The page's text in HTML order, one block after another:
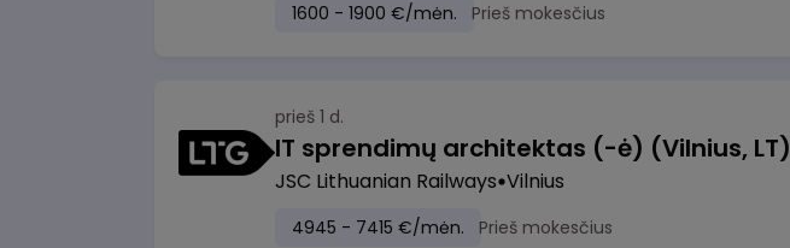
1600 - 1900 €/mėn. Prieš mokesčius
prieš 1 d.
IT sprendimų architektas (-ė) (Vilnius, LT)
JSC Lithuanian Railways Vilnius
4945 - 7415 €/mėn. Prieš mokesčius